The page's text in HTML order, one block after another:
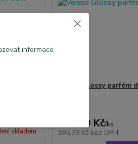
skladem
Veniss Glossy parfém
249,00 Kč/ks
205,79 Kč bez DPH
informace